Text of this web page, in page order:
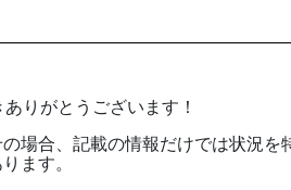
りがとうございます！
場合、記載の情報だけでは状況を
ます。